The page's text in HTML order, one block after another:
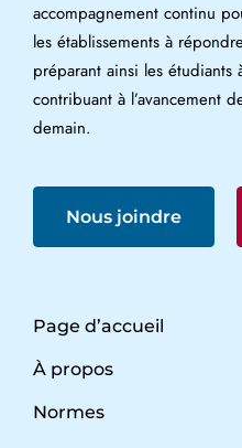
accompagnement continu
les établissements à
préparant ainsi les étudiants
contribuant à l’avancement
demain.
Nous joindre
Page d’accueil
À propos
Normes